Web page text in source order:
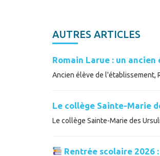
AUTRES ARTICLES
Romain Larue : un
Ancien élève de l'établissement,
Le collège Sainte-Marie
Le collège Sainte-Marie des
Rentrée scolaire 2026